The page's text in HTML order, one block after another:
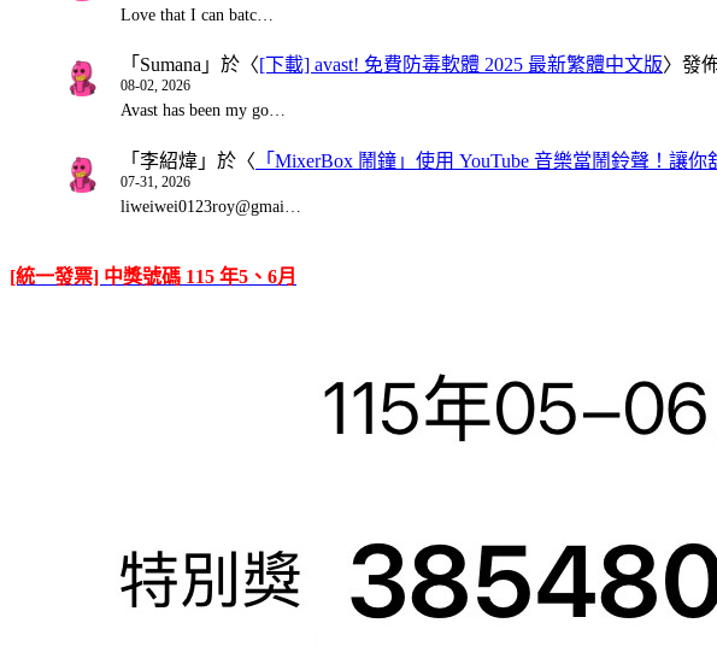
Love that I can batc…
「 Sumana 」於〈[下載] avast! 免費防毒軟體 2025 最新繁體中文版〉發
08-02, 2026
Avast has been my go…
「 李紹煒 」於〈 「MixerBox 鬧鐘」使用 YouTube 音樂當鬧鈴聲！讓
07-31, 2026
liweiwei0123roy@gmai…
[統一發票] 中獎號碼 115 年5、6月